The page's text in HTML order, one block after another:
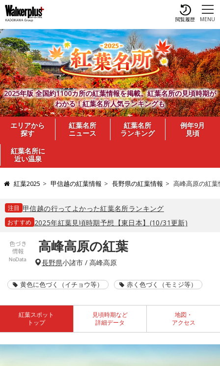
MENU
閲覧履歴
2025年版 全国約1100カ所の紅葉情報を掲載。紅葉名所の見頃時期が
わかる！紅葉名所人気ランキングも
エリアから
探す
紅葉名所
ニュース
紅葉名所
ランキング
例年9月
見頃
紅葉名所に
近い温泉
紅葉2025 甲信越の紅葉情報 長野県の紅葉情報 高峰高原の紅葉
注目 甲信越の行ってよかった紅葉名所ランキング
おすすめ 2025年紅葉見頃時期予想【東日本】(10/31更新)
高峰高原の紅葉
長野県小諸市 / 高峰高原
黄色に色づく（イチョウ等） 赤く色づく（モミジ等）
紅葉スポット
トップ
見頃時期など
詳細データ
地図・
アクセス